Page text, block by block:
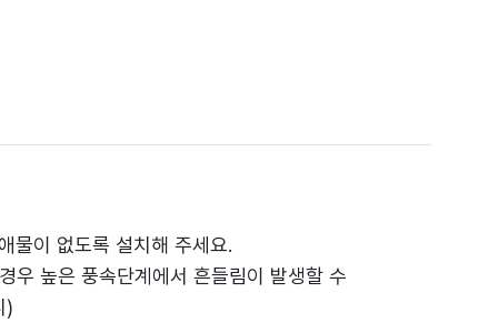
물이 없도록 설치해 주세요.
우 높은 풍속단계에서 흔들림이 발생할 수
)